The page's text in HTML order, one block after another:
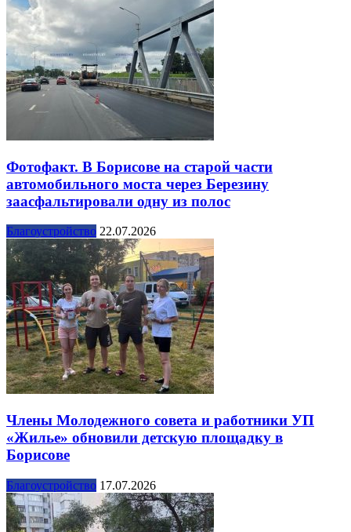
Фотофакт. В Борисове на старой части
автомобильного моста через Березину
заасфальтировали одну из полос
Благоустройство 22.07.2026
Члены Молодежного совета и работники УП
«Жилье» обновили детскую площадку в
Борисове
Благоустройство 17.07.2026